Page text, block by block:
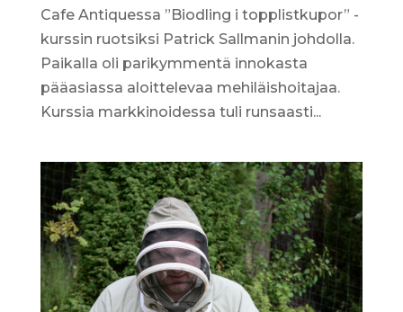
Cafe Antiquessa ”Biodling i topplistkupor” -
kurssin ruotsiksi Patrick Sallmanin johdolla.
Paikalla oli parikymmentä innokasta
pääasiassa aloittelevaa mehiläishoitajaa.
Kurssia markkinoidessa tuli runsaasti...